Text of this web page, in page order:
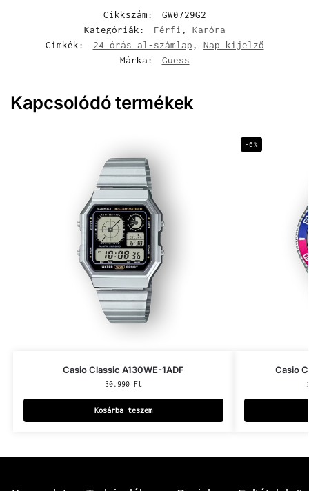
Cikkszám:
GW0729G2
Kategóriák:
Férfi , Karóra
Címkék:
24 órás al-számlap, Nap kijelző
Márka:
Guess
Kapcsolódó termékek
Casio Classic A130WE-1ADF
30.990 Ft
Kosárba teszem
-6%
Casio